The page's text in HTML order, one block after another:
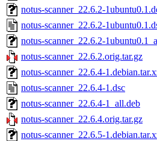
notus-scanner_22.6.2-
notus-scanner_22.6.2-
notus-scanner_22.6.2-
notus-scanner_22.6.2.orig.tar.gz
notus-scanner_22.6.4-
notus-scanner_22.6.4-1.dsc
notus-scanner_22.6.4-1_all.deb
notus-scanner_22.6.4.orig.tar.gz
notus-scanner_22.6.5-